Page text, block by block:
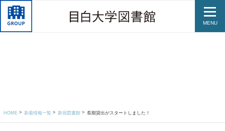
MENU
HOME 新着情報一覧 新宿図書館 長期貸出がスタートしました！